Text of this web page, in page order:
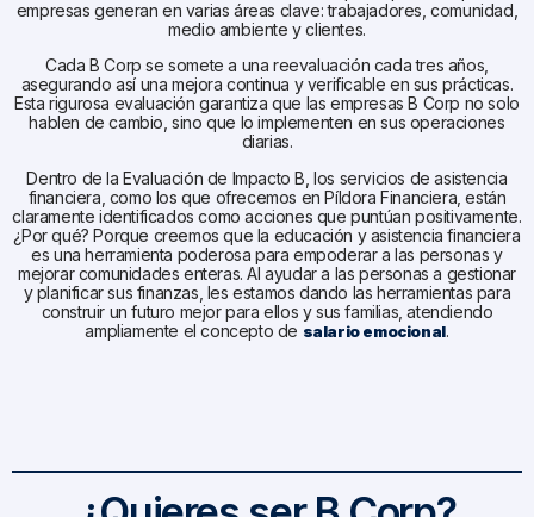
empresas generan en varias áreas clave: trabajadores, comunidad,
medio ambiente y clientes.
Cada B Corp se somete a una reevaluación cada tres años,
asegurando así una mejora continua y verificable en sus prácticas.
Esta rigurosa evaluación garantiza que las empresas B Corp no solo
hablen de cambio, sino que lo implementen en sus operaciones
diarias.
Dentro de la Evaluación de Impacto B, los servicios de asistencia
financiera, como los que ofrecemos en Píldora Financiera, están
claramente identificados como acciones que puntúan positivamente.
¿Por qué? Porque creemos que la educación y asistencia financiera
es una herramienta poderosa para empoderar a las personas y
mejorar comunidades enteras. Al ayudar a las personas a gestionar
y planificar sus finanzas, les estamos dando las herramientas para
construir un futuro mejor para ellos y sus familias, atendiendo
ampliamente el concepto de salario emocional.